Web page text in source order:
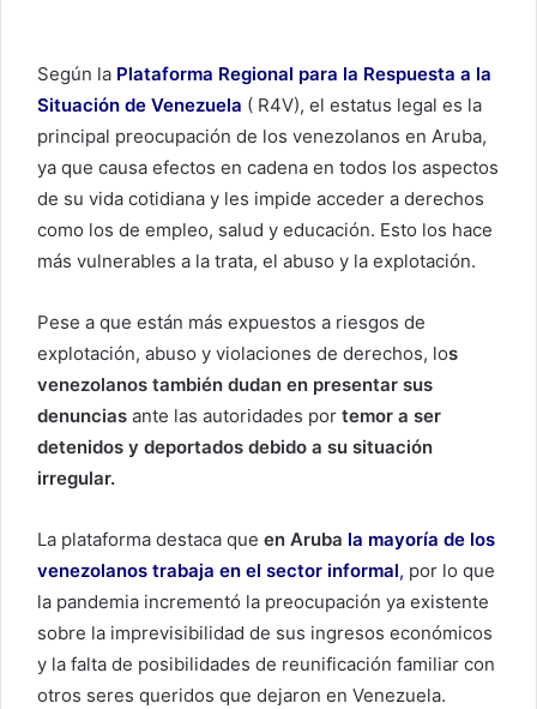
Según la Plataforma Regional para la Respuesta a la
Situación de Venezuela ( R4V), el estatus legal es la
principal preocupación de los venezolanos en Aruba,
ya que causa efectos en cadena en todos los aspectos
de su vida cotidiana y les impide acceder a derechos
como los de empleo, salud y educación. Esto los hace
más vulnerables a la trata, el abuso y la explotación.
Pese a que están más expuestos a riesgos de
explotación, abuso y violaciones de derechos, los
venezolanos también dudan en presentar sus
denuncias ante las autoridades por temor a ser
detenidos y deportados debido a su situación
irregular.
La plataforma destaca que en Aruba la mayoría de los
venezolanos trabaja en el sector informal, por lo que
la pandemia incrementó la preocupación ya existente
sobre la imprevisibilidad de sus ingresos económicos
y la falta de posibilidades de reunificación familiar con
otros seres queridos que dejaron en Venezuela.